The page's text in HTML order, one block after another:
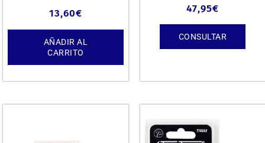
13,60€
AÑADIR AL
CARRITO
47,95€
CONSULTAR